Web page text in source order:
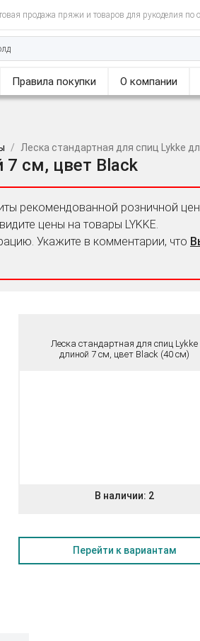
продажа пряжи и товаров для рукоделия по
Правила покупки О компании
Леска стандартная для спиц Lykke
7 см, цвет Black
рекомендованной розничной
цены на товары LYKKE.
Укажите в комментарии, что
Леска стандартная для спиц Lykke
длиной 7 см, цвет Black (40 см)
В наличии: 2
Перейти к вариантам